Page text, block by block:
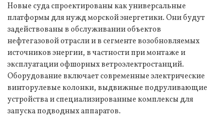
Новые суда спроектированы как универсальные
платформы для нужд морской энергетики. Они будут
задействованы в обслуживании объектов
нефтегазовой отрасли и в сегменте возобновляемых
источников энергии, в частности при монтаже и
эксплуатации офшорных ветроэлектростанций.
Оборудование включает современные электрические
винторулевые колонки, выдвижные подруливающие
устройства и специализированные комплексы для
запуска подводных аппаратов.